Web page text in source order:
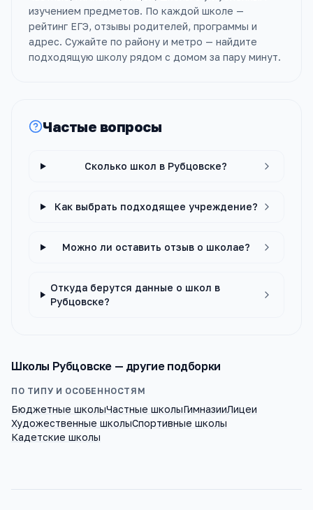
изучением предметов. По каждой школе —
рейтинг ЕГЭ, отзывы родителей, программы и
адрес. Сужайте по району и метро — найдите
подходящую школу рядом с домом за пару минут.
Частые вопросы
Сколько школ в Рубцовске?
Как выбрать подходящее учреждение?
Можно ли оставить отзыв о школае?
Откуда берутся данные о школ в
Рубцовске?
Школы Рубцовске — другие подборки
ПО ТИПУ И ОСОБЕННОСТЯМ
Бюджетные школыЧастные школыГимназииЛицеи
Художественные школыСпортивные школы
Кадетские школы